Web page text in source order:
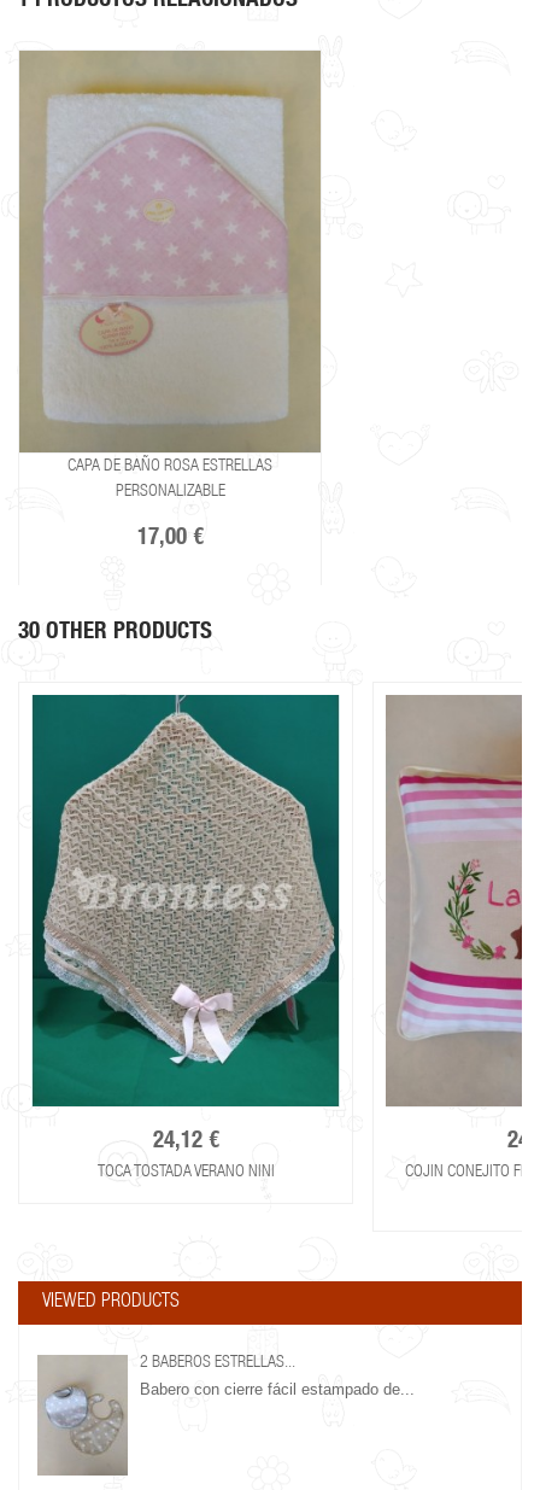
CAPA DE BAÑO ROSA ESTRELLAS
PERSONALIZABLE
17,00 €
30 OTHER PRODUCTS
24,12 €
TOCA TOSTADA VERANO NINI COJIN CONEJITO
VIEWED PRODUCTS
2 BABEROS ESTRELLAS...
Babero con cierre fácil estampado de...